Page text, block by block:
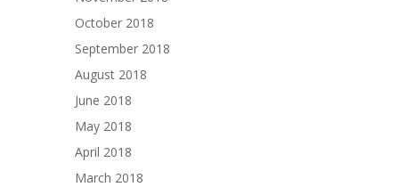
October 2018
September 2018
August 2018
June 2018
May 2018
April 2018
March 2018